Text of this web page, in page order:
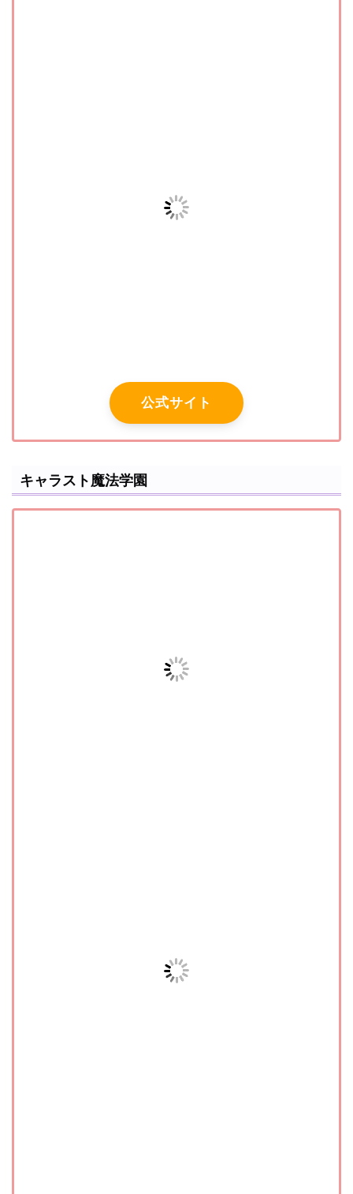
公式サイト
キャラスト魔法学園